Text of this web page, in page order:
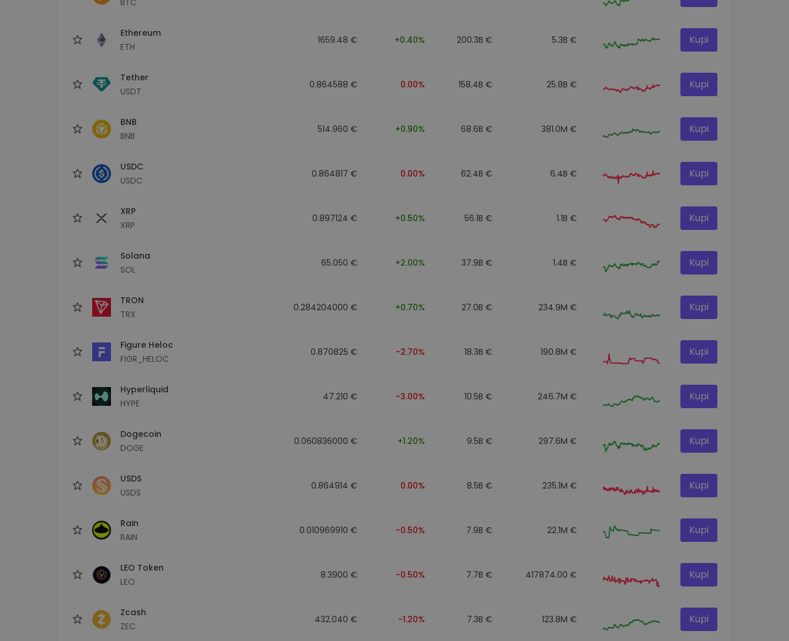
Ethereum
ETH
1659.48 € +0.40% 200.3B € 5.3B € Kupi
Tether
USDT
0.864588 € 0.00% 158.4B € 25.8B € Kupi
BNB
BNB
514.960 € +0.90% 68.6B € 381.0M € Kupi
USDC
USDC
0.864817 € 0.00% 62.4B € 6.4B € Kupi
XRP
XRP
0.897124 € +0.50% 56.1B € 1.1B € Kupi
Solana
SOL
65.050 € +2.00% 37.9B € 1.4B € Kupi
TRON
TRX
0.284204000 € +0.70% 27.0B € 234.9M € Kupi
Figure Heloc
FIGR_HELOC
0.870825 € -2.70% 18.3B € 190.8M € Kupi
Hyperliquid
HYPE
47.210 € -3.00% 10.5B € 246.7M € Kupi
Dogecoin
DOGE
0.060836000 € +1.20% 9.5B € 297.6M € Kupi
USDS
USDS
0.864914 € 0.00% 8.5B € 235.1M € Kupi
Rain
RAIN
0.010969910 € -0.50% 7.9B € 22.1M € Kupi
LEO Token
LEO
8.3900 € -0.50% 7.7B € 417874.00 € Kupi
Zcash
ZEC
432.040 € -1.20% 7.3B € 123.8M € Kupi